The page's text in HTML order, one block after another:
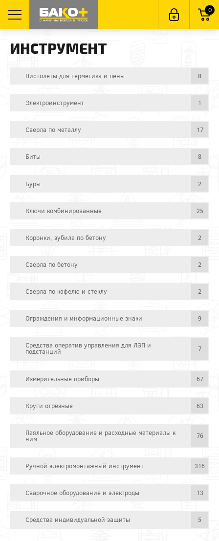
0
ИНСТРУМЕНТ
Пистолеты для герметика и пены 8
Электроинструмент 1
Сверла по металлу 17
Биты 8
Буры 2
Ключи комбинированные 25
Коронки, зубила по бетону 2
Сверла по бетону 2
Сверла по кафелю и стеклу 2
Ограждения и информационные знаки 9
Средства оператив управления для ЛЭП и
подстанций 7
Измерительные приборы 67
Круги отрезные 63
Паяльное оборудование и расходные материалы к
ним 76
Ручной электромонтажный инструмент 316
Сварочное оборудование и электроды 13
Средства индивидуальной защиты 5